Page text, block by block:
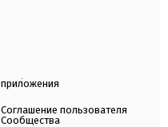
приложения
Соглашение пользователя
Сообщества